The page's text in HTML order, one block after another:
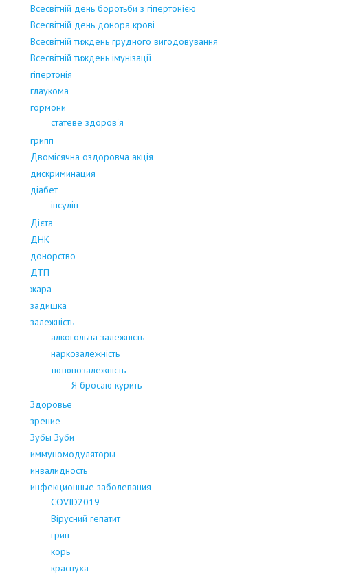
Всесвітній день боротьби з гіпертонією
Всесвітній день донора крові
Всесвітній тиждень грудного вигодовування
Всесвітній тиждень імунізації
гіпертонія
глаукома
гормони
статеве здоров'я
грипп
Двомісячна оздоровча акція
дискриминация
діабет
інсулін
Дієта
ДНК
донорство
ДТП
жара
задишка
залежність
алкогольна залежність
наркозалежність
тютюнозалежність
Я бросаю курить
Здоровье
зрение
Зубы Зуби
иммуномодуляторы
инвалидность
инфекционные заболевания
COVID2019
Вірусний гепатит
грип
корь
краснуха